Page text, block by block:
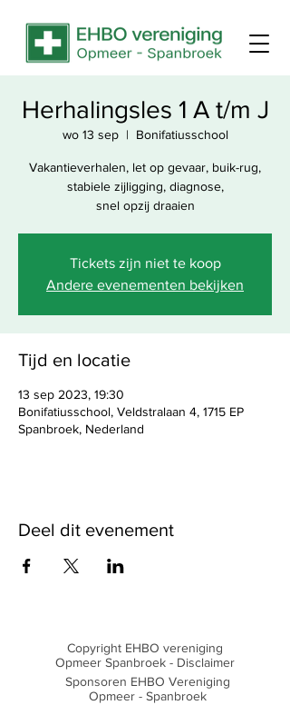
Herhalingsles 1 A t/m J
wo 13 sep
  |
Bonifatiusschool
Vakantieverhalen, let op gevaar, buik-rug,
stabiele zijligging, diagnose,
snel opzij draaien
Tickets zijn niet te koop
Andere evenementen bekijken
Tijd en locatie
13 sep 2023, 19:30
Bonifatiusschool, Veldstralaan 4, 1715 EP
Spanbroek, Nederland
Deel dit evenement
Copyright EHBO vereniging
Opmeer Spanbroek - Disclaimer
Sponsoren EHBO Vereniging
Opmeer - Spanbroek